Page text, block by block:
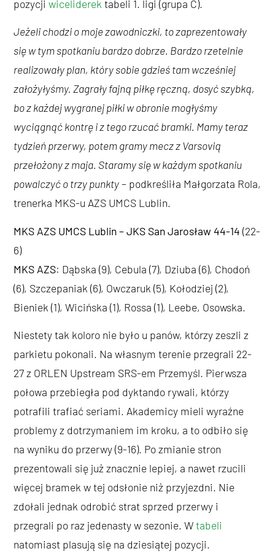
pozycjiwiceliderek tabeli 1. ligi (grupa C).
Jeżeli chodzi o moje zawodniczki, to zaprezentowały
się w tym spotkaniu bardzo dobrze. Bardzo rzetelnie
realizowały plan, który sobie gdzieś tam wcześniej
założyłyśmy. Zagrały fajną piłkę ręczną, dosyć szybką,
bo z każdej wygranej piłki w obronie mogłyśmy
wyciągnąć kontrę i z tego rzucać bramki. Mamy teraz
tydzień przerwy, potem gramy mecz z Varsovią
przełożony z maja. Staramy się w każdym spotkaniu
powalczyć o trzy punkty– podkreśliła Małgorzata Rola,
trenerka MKS-u AZS UMCS Lublin.
MKS AZS UMCS Lublin – JKS San Jarosław 44-14(22-
6)
MKS AZS: Dąbska (9), Cebula (7), Dziuba (6), Chodoń
(6), Szczepaniak (6), Owczaruk (5), Kołodziej (2),
Bieniek (1), Wicińska (1), Rossa (1), Leebe, Osowska.
Niestety tak koloro nie było u panów, którzy zeszli z
parkietu pokonali. Na własnym terenie przegrali 22-
27 z ORLEN Upstream SRS-em Przemyśl. Pierwsza
połowa przebiegła pod dyktando rywali, którzy
potrafili trafiać seriami. Akademicy mieli wyraźne
problemy z dotrzymaniem im kroku, a to odbiło się
na wyniku do przerwy (9-16). Po zmianie stron
prezentowali się już znacznie lepiej, a nawet rzucili
więcej bramek w tej odsłonie niż przyjezdni. Nie
zdołali jednak odrobić strat sprzed przerwy i
przegrali po raz jedenasty w sezonie. Wtabeli
natomiast plasują się na dziesiątej pozycji.